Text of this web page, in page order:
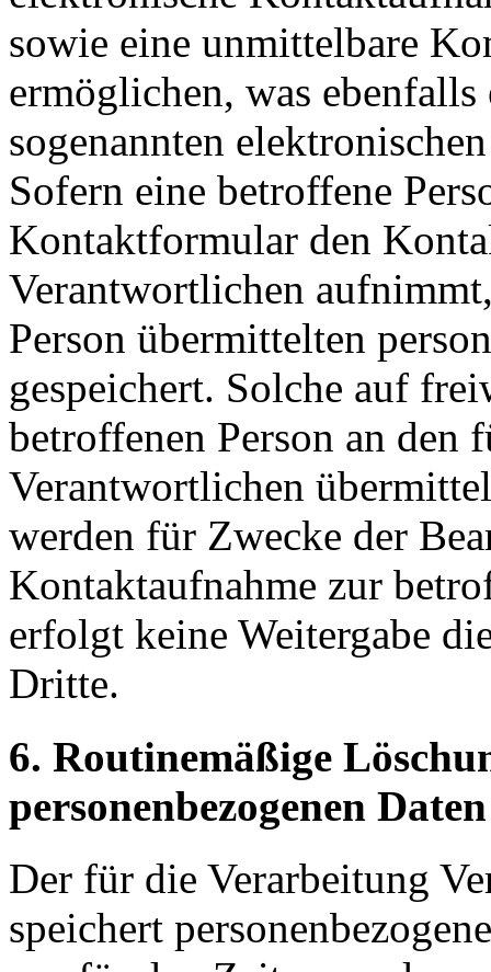
sowie eine unmittelbare
ermöglichen, was
sogenannten
Sofern eine betroffene
Kontaktformular den
Verantwortlichen
Person übermittelten
gespeichert. Solche auf
betroffenen Person an den
Verantwortlichen
werden für Zwecke der
Kontaktaufnahme zur
erfolgt keine Weitergabe
Dritte.
6. Routinemäßige
personenbezogenen Daten
Der für die Verarbeitung
speichert